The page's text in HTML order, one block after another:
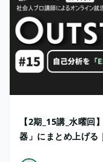
【2期_15講_水曜回
器」にまとめ上げる